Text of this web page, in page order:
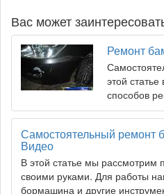
Вас может
Ремонт
этой
способов
Самостоятельный ремонт
Видео
В этой статье мы рассмотрим
своими руками. Для работы
бормашина и другие